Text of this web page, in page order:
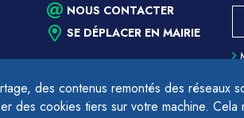
des contenus remontés des réseaux
des cookies tiers sur votre machine.
NOUS CONTACTER
SE DÉPLACER EN MAIRIE